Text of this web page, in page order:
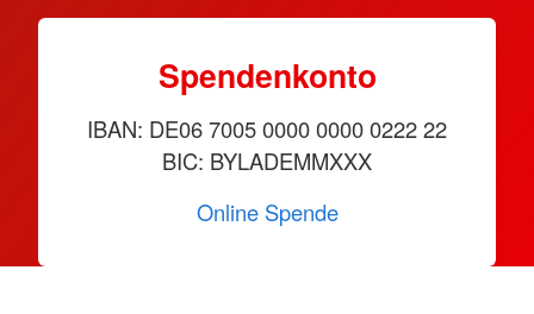
Spendenkonto
IBAN: DE06 7005 0000 0000 0222 22
BIC: BYLADEMMXXX
Online Spende